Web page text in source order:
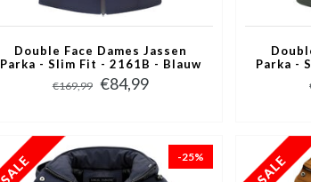
Double Face Dames Jassen
Parka - Slim Fit - 2161B - Blauw
€169,99 €84,99
Parka -
-25%